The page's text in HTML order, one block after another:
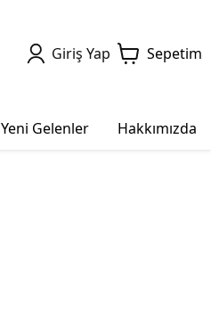
Giriş Yap Sepetim
Yeni Gelenler Hakkımızda